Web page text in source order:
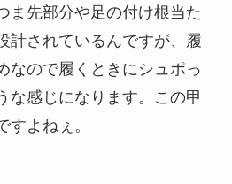
ま先部分や足の付け根当た
計されているんですが、履
なので履くときにシュポっ
な感じになります。この甲
すよねぇ。